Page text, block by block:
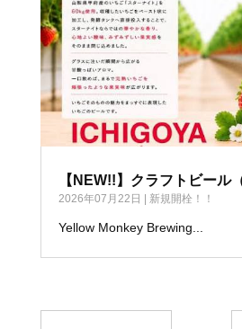
【NEW!!】クラフトビール
2026年07月22日 | 新規開栓！！
Yellow Monkey Brewing...